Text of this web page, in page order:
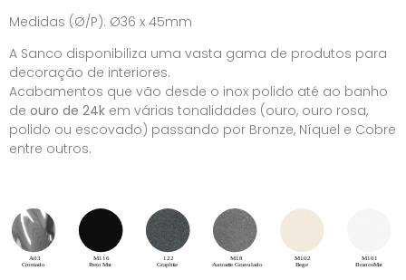
Medidas (Ø/P): Ø36 x 45mm
A Sanco disponibiliza uma vasta gama de produtos para
decoração de interiores.
Acabamentos que vão desde o inox polido até ao banho
de ouro de 24k em várias tonalidades (ouro, ouro rosa,
polido ou escovado) passando por Bronze, Níquel e Cobre
entre outros.